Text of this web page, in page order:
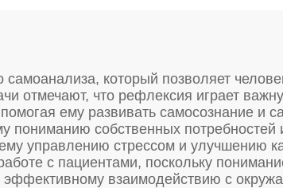
который позволяет
отмечают, что рефлексия играет
ему развивать самосознание и
пониманию собственных потребностей
управлению стрессом и улучшению
с пациентами, поскольку
эффективному взаимодействию с